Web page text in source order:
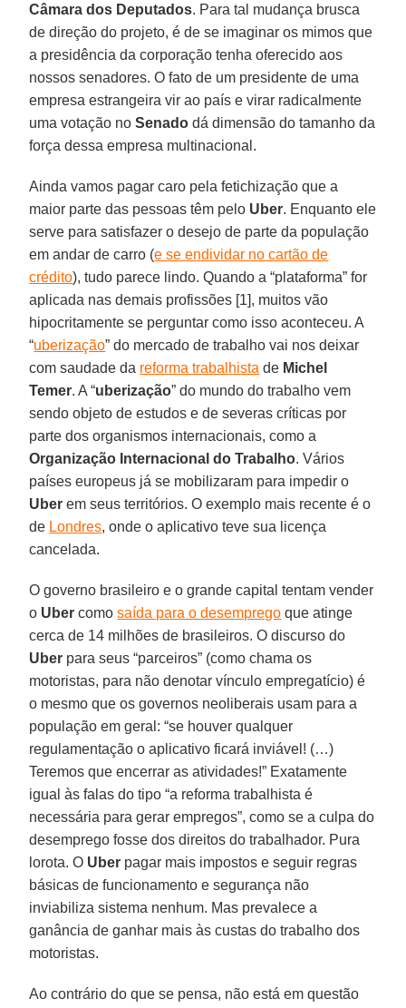
Câmara dos Deputados. Para tal mudança brusca
de direção do projeto, é de se imaginar os mimos que
a presidência da corporação tenha oferecido aos
nossos senadores. O fato de um presidente de uma
empresa estrangeira vir ao país e virar radicalmente
uma votação noSenado dá dimensão do tamanho da
força dessa empresa multinacional.
Ainda vamos pagar caro pela fetichização que a
maior parte das pessoas têm pelo Uber. Enquanto ele
serve para satisfazer o desejo de parte da população
em andar de carro (e se endividar no cartão de
crédito), tudo parece lindo. Quando a “plataforma” for
aplicada nas demais profissões [1], muitos vão
hipocritamente se perguntar como isso aconteceu. A
“uberização” do mercado de trabalho vai nos deixar
com saudade da reforma trabalhista de Michel
Temer. A “uberização” do mundo do trabalho vem
sendo objeto de estudos e de severas críticas por
parte dos organismos internacionais, como a
Organização Internacional do Trabalho. Vários
países europeus já se mobilizaram para impedir o
Uber em seus territórios. O exemplo mais recente é o
de Londres, onde o aplicativo teve sua licença
cancelada.
O governo brasileiro e o grande capital tentam vender
o Uber comosaída para o desemprego que atinge
cerca de 14 milhões de brasileiros. O discurso do
Uber para seus “parceiros” (como chama os
motoristas, para não denotar vínculo empregatício) é
o mesmo que os governos neoliberais usam para a
população em geral: “se houver qualquer
regulamentação o aplicativo ficará inviável! (…)
Teremos que encerrar as atividades!” Exatamente
igual às falas do tipo “a reforma trabalhista é
necessária para gerar empregos”, como se a culpa do
desemprego fosse dos direitos do trabalhador. Pura
lorota. O Uber pagar mais impostos e seguir regras
básicas de funcionamento e segurança não
inviabiliza sistema nenhum. Mas prevalece a
ganância de ganhar mais às custas do trabalho dos
motoristas.
Ao contrário do que se pensa, não está em questão